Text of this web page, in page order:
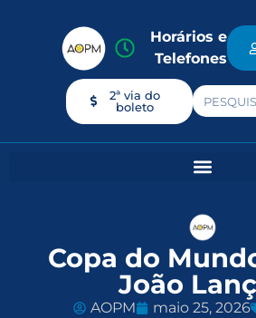
Horários e
Telefones
2ª via do
boleto
Copa do
João
AOPM maio 25, 2026